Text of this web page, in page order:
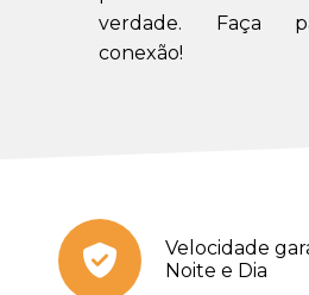
verdade. Faça
conexão!
Velocidade
Noite e Dia